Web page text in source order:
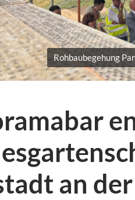
Rohbaubegehung
an